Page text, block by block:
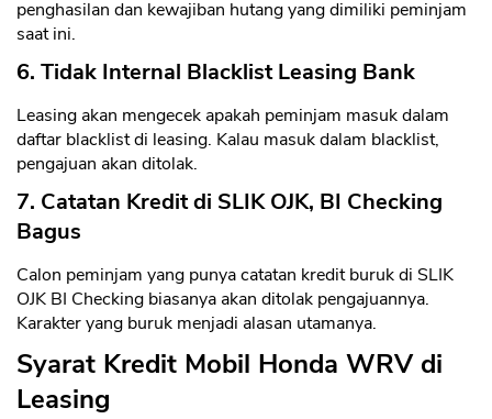
penghasilan dan kewajiban hutang yang dimiliki peminjam
saat ini.
6. Tidak Internal Blacklist Leasing Bank
Leasing akan mengecek apakah peminjam masuk dalam
daftar blacklist di leasing. Kalau masuk dalam blacklist,
pengajuan akan ditolak.
7. Catatan Kredit di SLIK OJK, BI Checking
Bagus
Calon peminjam yang punya catatan kredit buruk di SLIK
OJK BI Checking biasanya akan ditolak pengajuannya.
Karakter yang buruk menjadi alasan utamanya.
Syarat Kredit Mobil Honda WRV di
Leasing